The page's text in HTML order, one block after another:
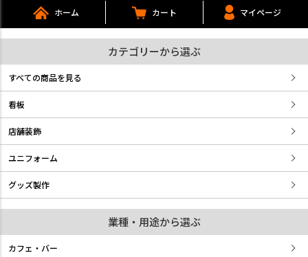
ホーム カート マイページ
カテゴリーから選ぶ
すべての商品を見る
看板
店舗装飾
ユニフォーム
グッズ製作
業種・用途から選ぶ
カフェ・バー